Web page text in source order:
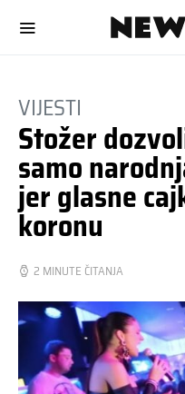
VIJESTI
Stožer
samo
jer glasne
koronu
2 MINUTE ČITANJA